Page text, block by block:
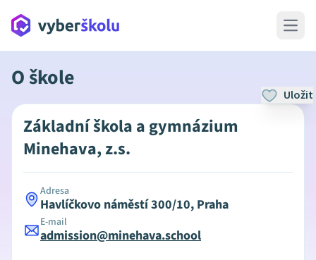
Open
O škole
Uložit
Základní škola a gymnázium
Minehava, z.s.
Adresa
Havlíčkovo náměstí 300/10, Praha
E-mail
admission@minehava.school